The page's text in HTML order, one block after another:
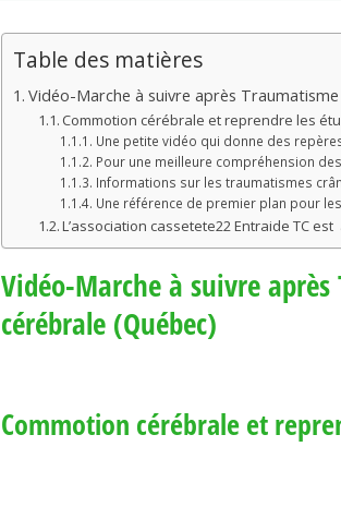
Table des matières
Vidéo-Marche à suivre après
Commotion cérébrale et reprendre les
Une petite vidéo qui donne des
Pour une meilleure compréhension
Informations sur les traumatismes
Une référence de premier plan pour
L’association cassetete22 Entraide TC
Vidéo-Marche à suivre
cérébrale (Québec)
Commotion cérébrale et